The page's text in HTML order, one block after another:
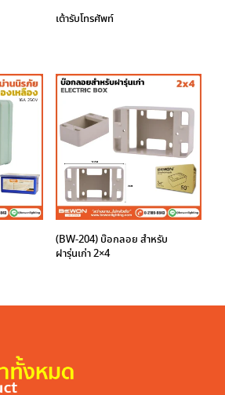
เต้ารับโทรศัพท์
(BW-204) บ๊อกลอย สำหรับ
ฝารุ่นเก่า 2×4